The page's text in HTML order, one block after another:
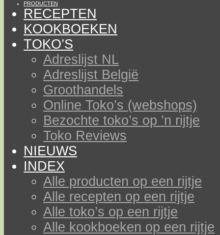
PRODUCTEN
RECEPTEN
KOOKBOEKEN
TOKO’S
Adreslijst NL
Adreslijst België
Groothandels
Online Toko’s (webshops)
Bezochte toko’s op ’n rijtje
Toko Reviews
NIEUWS
INDEX
Alle producten op een rijtje
Alle recepten op een rijtje
Alle toko’s op een rijtje
Alle kookboeken op een rijtje